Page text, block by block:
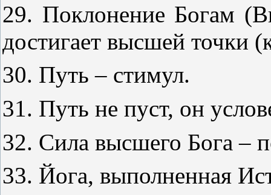
29. Поклонение Богам
достигает высшей точки
30. Путь – стимул.
31. Путь не пуст, он
32. Сила высшего Бога –
33. Йога, выполненная